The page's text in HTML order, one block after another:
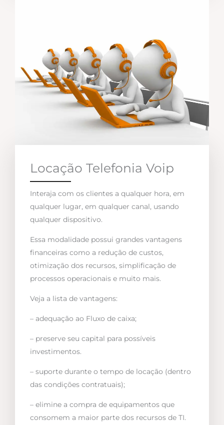
Locação Telefonia Voip
Interaja com os clientes a qualquer hora, em
qualquer lugar, em qualquer canal, usando
qualquer dispositivo.
Essa modalidade possui grandes vantagens
financeiras como a redução de custos,
otimização dos recursos, simplificação de
processos operacionais e muito mais.
Veja a lista de vantagens:
– adequação ao Fluxo de caixa;
– preserve seu capital para possíveis
investimentos.
– suporte durante o tempo de locação (dentro
das condições contratuais);
– elimine a compra de equipamentos que
consomem a maior parte dos recursos de TI.